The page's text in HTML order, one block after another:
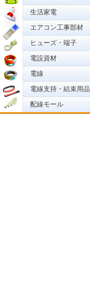
生活家電
エアコン工事部材
ヒューズ・端子
電設資材
電線
電線支持・結束用品
配線モール